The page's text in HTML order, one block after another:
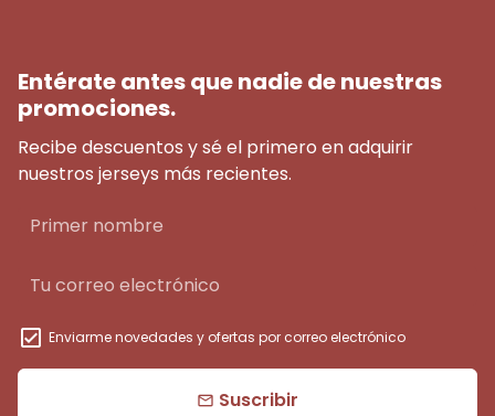
Entérate antes que nadie de nuestras
promociones.
Recibe descuentos y sé el primero en adquirir
nuestros jerseys más recientes.
Enviarme novedades y ofertas por correo electrónico
email Suscribir